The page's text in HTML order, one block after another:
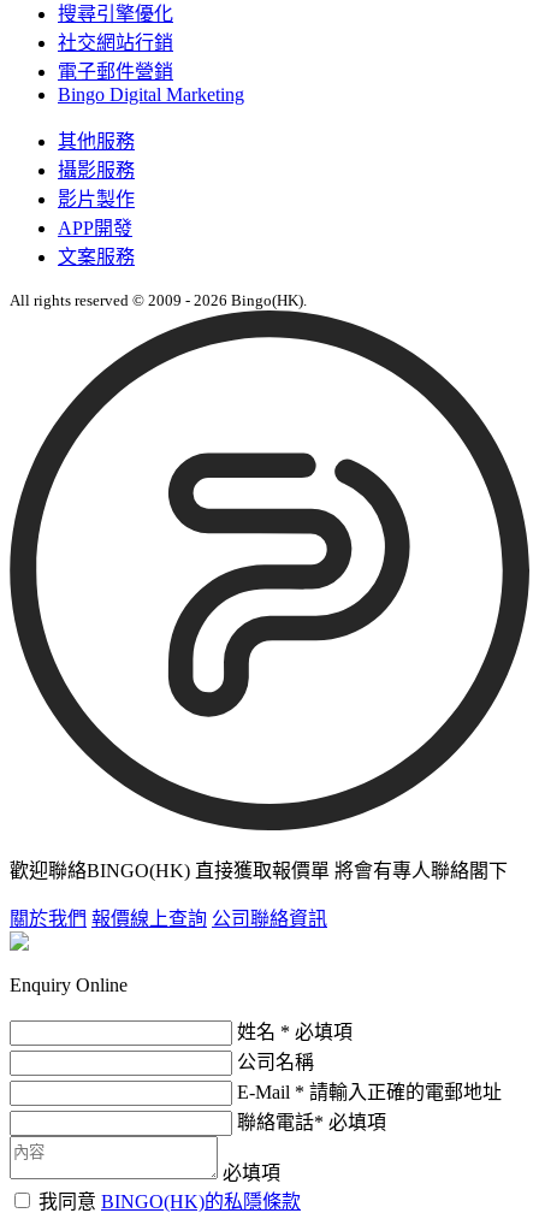
搜尋引擎優化
社交網站行銷
電子郵件營銷
Bingo Digital Marketing
其他服務
攝影服務
影片製作
APP開發
文案服務
All rights reserved © 2009 - 2026 Bingo(HK).
歡迎聯絡BINGO(HK) 直接獲取報價單 將會有專人聯絡閣下
關於我們 報價線上查詢 公司聯絡資訊
Enquiry Online
姓名 * 必填項
公司名稱
E-Mail * 請輸入正確的電郵地址
聯絡電話* 必填項
必填項
我同意 BINGO(HK)的私隱條款